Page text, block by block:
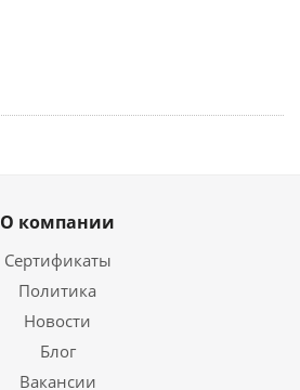
О компании
Сертификаты
Политика
Новости
Блог
Вакансии